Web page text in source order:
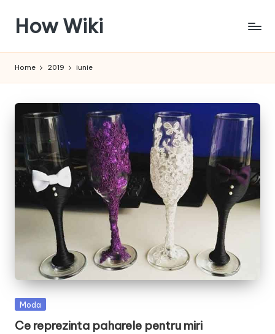
content
How Wiki
pentru
învața!
Home 2019 iunie
Posted
Moda
Ce reprezinta paharele pentru miri